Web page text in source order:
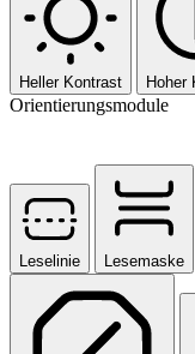
Heller Kontrast Hoher
Orientierungsmodule
Leselinie Lesemaske